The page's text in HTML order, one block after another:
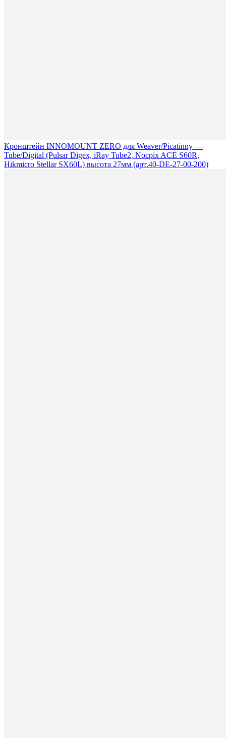
Кронштейн INNOMOUNT ZERO для Weaver/Picatinny —
Tube/Digital (Pulsar Digex, iRay Tube2, Nocpix ACE S60R,
Hikmicro Stellar SX60L) высота 27мм (арт.40-DE-27-00-200)